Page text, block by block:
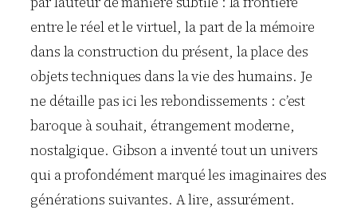
entre le réel et le virtuel, la part de la mémoire
dans la construction du présent, la place des
objets techniques dans la vie des humains. Je
ne détaille pas ici les rebondissements : c’est
baroque à souhait, étrangement moderne,
nostalgique. Gibson a inventé tout un univers
qui a profondément marqué les imaginaires des
générations suivantes. A lire, assurément.